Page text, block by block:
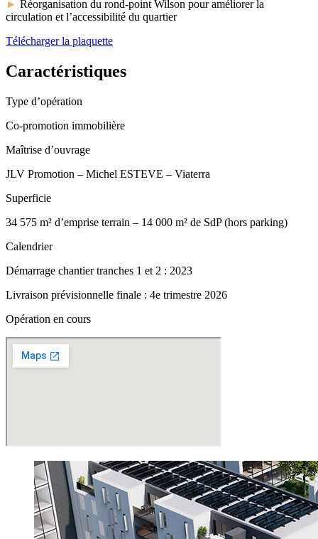
► Réorganisation du rond-point Wilson pour améliorer la
circulation et l’accessibilité du quartier
Télécharger la plaquette
Caractéristiques
Type d’opération
Co-promotion immobilière
Maîtrise d’ouvrage
JLV Promotion – Michel ESTEVE – Viaterra
Superficie
34 575 m² d’emprise terrain – 14 000 m² de SdP (hors parking)
Calendrier
Démarrage chantier tranches 1 et 2 : 2023
Livraison prévisionnelle finale : 4e trimestre 2026
Opération en cours